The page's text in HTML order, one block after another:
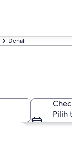
Denali
Pilih